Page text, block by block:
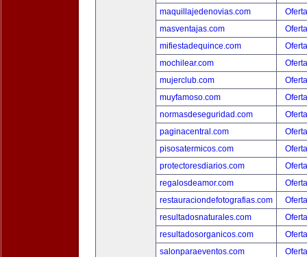
maquillajedenovias.com
masventajas.com
mifiestadequince.com
mochilear.com
mujerclub.com
muyfamoso.com
normasdeseguridad.com
paginacentral.com
pisosatermicos.com
protectoresdiarios.com
regalosdeamor.com
restauraciondefotografias.com
resultadosnaturales.com
resultadosorganicos.com
salonparaeventos.com